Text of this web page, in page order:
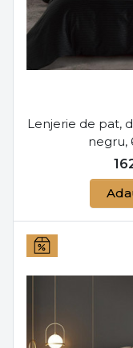
Lenjerie de pat,
negru,